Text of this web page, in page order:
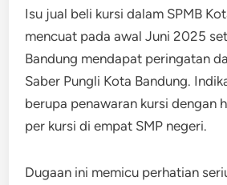
Isu jual beli kursi dalam SPMB
mencuat pada awal Juni 2025
Bandung mendapat peringatan
Saber Pungli Kota Bandung.
berupa penawaran kursi dengan
per kursi di empat SMP negeri.
Dugaan ini memicu perhatian